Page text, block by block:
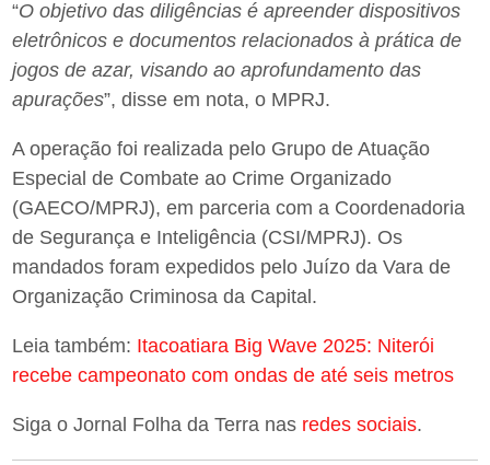
“O objetivo das diligências é apreender dispositivos
eletrônicos e documentos relacionados à prática de
jogos de azar, visando ao aprofundamento das
apurações”, disse em nota, o MPRJ.
A operação foi realizada pelo Grupo de Atuação
Especial de Combate ao Crime Organizado
(GAECO/MPRJ), em parceria com a Coordenadoria
de Segurança e Inteligência (CSI/MPRJ). Os
mandados foram expedidos pelo Juízo da Vara de
Organização Criminosa da Capital.
Leia também: Itacoatiara Big Wave 2025: Niterói
recebe campeonato com ondas de até seis metros
Siga o Jornal Folha da Terra nas redes sociais.